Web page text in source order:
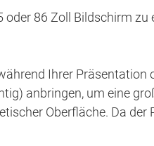
oder 86 Zoll Bildschirm
Ihrer
anbringen, um eine
Oberfläche. Da